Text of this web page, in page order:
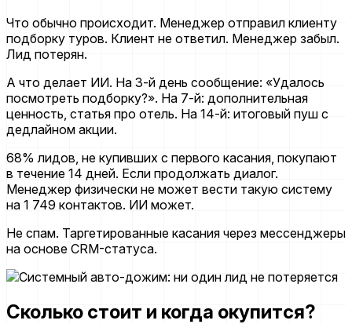
Что обычно происходит. Менеджер отправил клиенту
подборку туров. Клиент не ответил. Менеджер забыл.
Лид потерян.
А что делает ИИ. На 3-й день сообщение: «Удалось
посмотреть подборку?». На 7-й: дополнительная
ценность, статья про отель. На 14-й: итоговый пуш с
дедлайном акции.
68% лидов, не купивших с первого касания, покупают
в течение 14 дней. Если продолжать диалог.
Менеджер физически не может вести такую систему
на 1 749 контактов. ИИ может.
Не спам. Таргетированные касания через мессенджеры
на основе CRM-статуса.
Сколько стоит и когда окупится?